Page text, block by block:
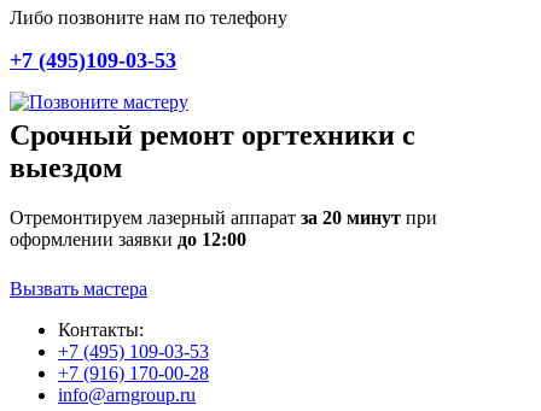
Либо позвоните нам по телефону
+7 (495)109-03-53
Срочный ремонт оргтехники с
выездом
Отремонтируем лазерный аппарат за 20 минут при
оформлении заявки до 12:00
Вызвать мастера
Контакты:
+7 (495) 109-03-53
+7 (916) 170-00-28
info@arngroup.ru